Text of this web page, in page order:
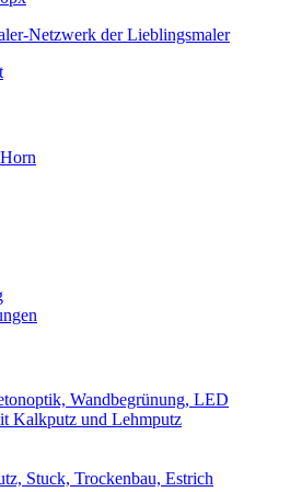
Netzwerk der Lieblingsmaler
Wandbegrünung, LED
Kalkputz und Lehmputz
Stuck, Trockenbau, Estrich